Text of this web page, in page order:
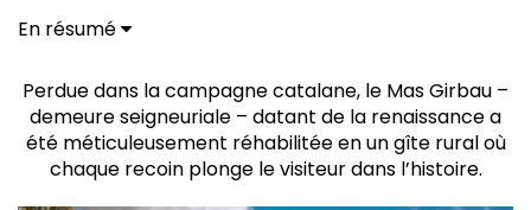
En résumé
Perdue dans la campagne catalane, le Mas Girbau –
demeure seigneuriale – datant de la renaissance a
été méticuleusement réhabilitée en un gîte rural où
chaque recoin plonge le visiteur dans l’histoire.